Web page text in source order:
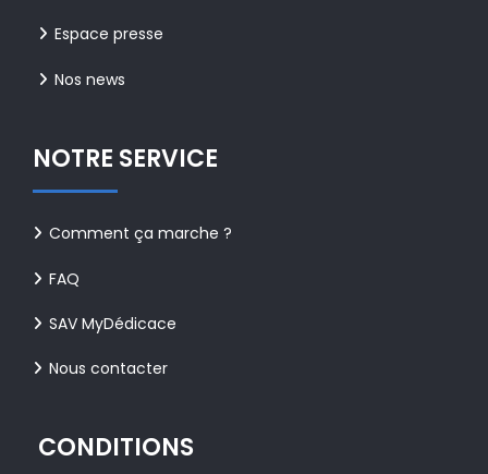
Espace presse
Nos news
NOTRE SERVICE
Comment ça marche ?
FAQ
SAV MyDédicace
Nous contacter
CONDITIONS